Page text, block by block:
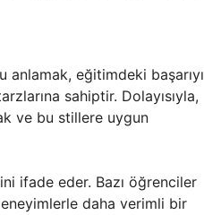
eğitimdeki başarıyı
sahiptir. Dolayısıyla,
ve bu stillere uygun
ifade eder. Bazı öğrenciler
daha verimli bir